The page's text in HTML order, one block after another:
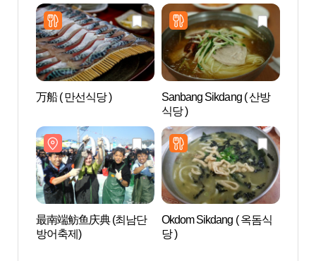
万船 ( 만선식당 )
Sanbang Sikdang ( 산방
식당 )
最南端鲂鱼庆典 (최남단
방어축제)
Okdom Sikdang ( 옥돔식
당 )